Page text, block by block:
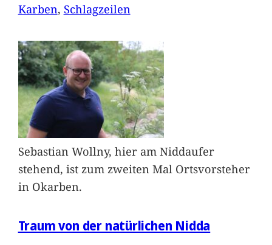
Karben, Schlagzeilen
Sebastian Wollny, hier am Niddaufer
stehend, ist zum zweiten Mal Ortsvorsteher
in Okarben.
Traum von der natürlichen Nidda